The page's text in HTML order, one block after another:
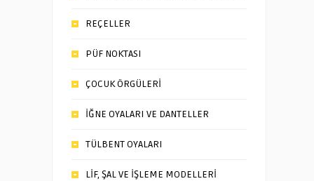
REÇELLER
PÜF NOKTASI
ÇOCUK ÖRGÜLERİ
İĞNE OYALARI VE DANTELLER
TÜLBENT OYALARI
LİF, ŞAL VE İŞLEME MODELLERİ